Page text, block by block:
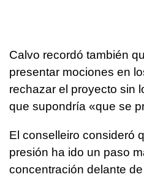
Calvo recordó también
presentar mociones en
rechazar el proyecto sin
que supondría «que se
El conselleiro consideró
presión ha ido un paso
concentración delante